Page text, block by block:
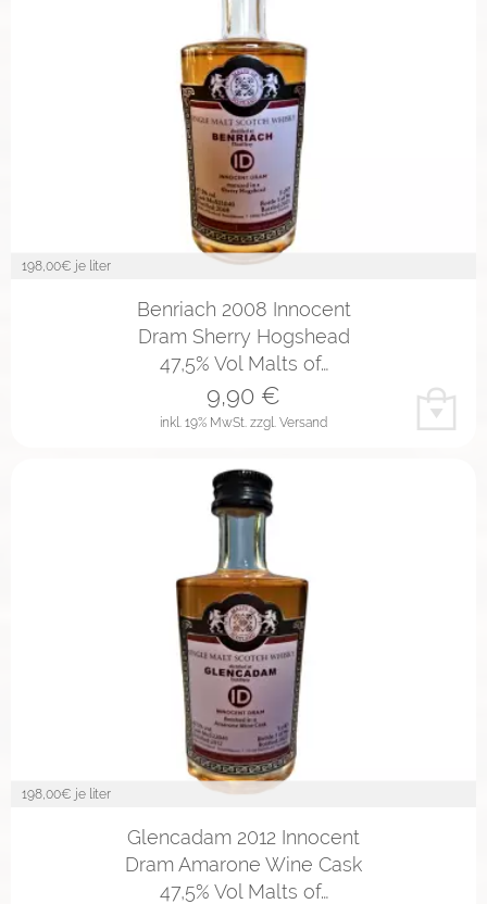
198,00€ je liter
Benriach 2008 Innocent
Dram Sherry Hogshead
47,5% Vol Malts of…
inkl. 19% MwSt. zzgl. Versand
9,90 €
198,00€ je liter
Glencadam 2012 Innocent
Dram Amarone Wine Cask
47,5% Vol Malts of…